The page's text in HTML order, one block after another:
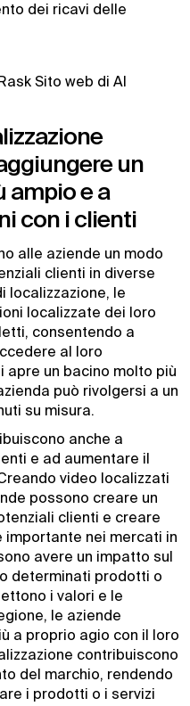
dei ricavi delle
Sito web di AI
un
ampio e a
con i clienti
alle aziende un modo
clienti in diverse
localizzazione, le
localizzate dei loro
consentendo a
al loro
apre un bacino molto più
può rivolgersi a un
su misura.
anche a
e ad aumentare il
video localizzati
possono creare un
clienti e creare
nei mercati in
avere un impatto sul
determinati prodotti o
i valori e le
le aziende
a proprio agio con il loro
contribuiscono
del marchio, rendendo
i prodotti o i servizi